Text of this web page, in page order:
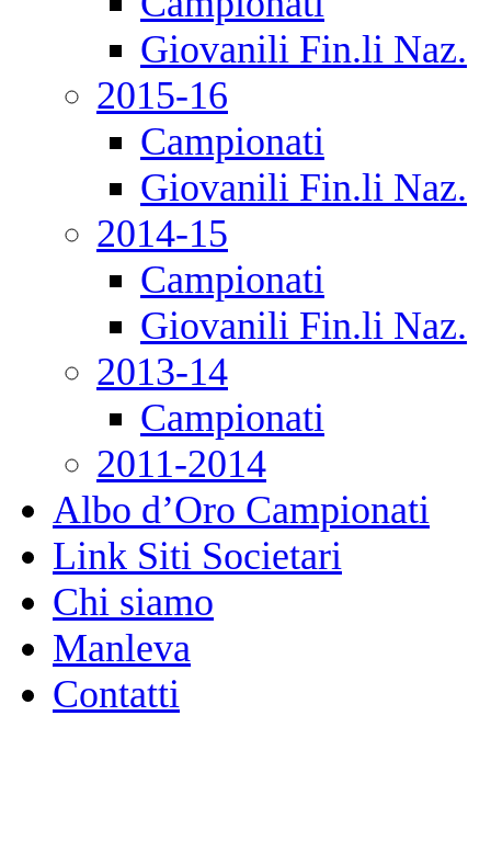
Giovanili Fin.li Naz.
2015-16
Campionati
Giovanili Fin.li Naz.
2014-15
Campionati
Giovanili Fin.li Naz.
2013-14
Campionati
2011-2014
Albo d’Oro Campionati
Link Siti Societari
Chi siamo
Manleva
Contatti